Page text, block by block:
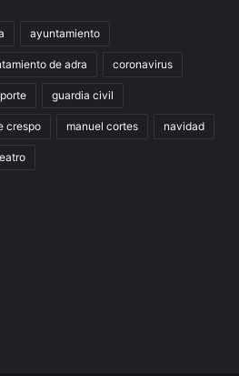
ayuntamiento
de adra coronavirus
guardia civil
crespo manuel cortes navidad